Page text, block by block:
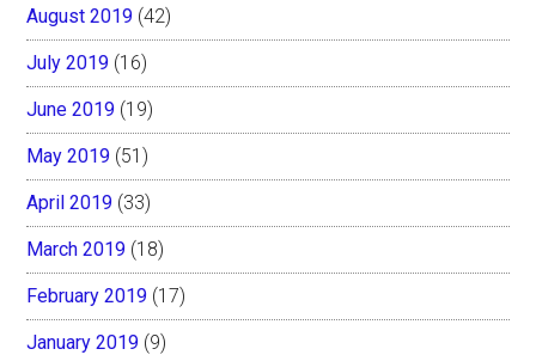
August 2019 (42)
July 2019 (16)
June 2019 (19)
May 2019 (51)
April 2019 (33)
March 2019 (18)
February 2019 (17)
January 2019 (9)